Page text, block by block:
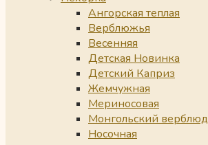
Ангорская теплая
Верблюжья
Весенняя
Детская Новинка
Детский Каприз
Жемчужная
Мериносовая
Монгольский верблюд
Носочная